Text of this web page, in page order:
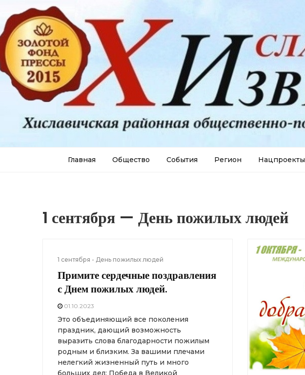
Главная Общество События Регион Нацпроекты
1 сентября — День пожилых людей
1 сентября - День пожилых людей
Примите сердечные поздравления
с Днем пожилых людей.
01.10.2023
Это объединяющий все поколения
праздник, дающий возможность
выразить слова благодарности пожилым
родным и близким. За вашими плечами
нелегкий жизненный путь и много
больших дел: Победа в Великой